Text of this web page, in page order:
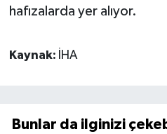
hafızalarda yer alıyor.
Kaynak: İHA
Bunlar da ilginizi